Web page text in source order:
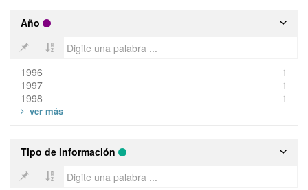
Año
1996
1
1997
1
1998
1
Tipo de información